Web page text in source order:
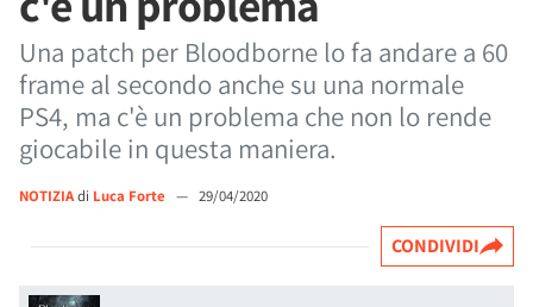
Una patch per Bloodborne lo fa andare a 60
frame al secondo anche su una normale
PS4, ma c'è un problema che non lo rende
giocabile in questa maniera.
NOTIZIAdi Luca Forte — 29/04/2020
CONDIVIDI